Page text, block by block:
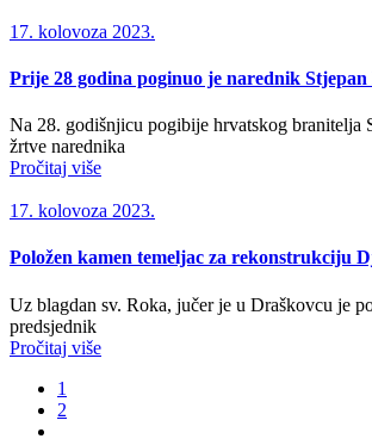
17. kolovoza 2023.
Prije 28 godina poginuo je narednik
Na 28. godišnjicu pogibije hrvatskog branitelja
žrtve narednika
Pročitaj više
17. kolovoza 2023.
Položen kamen temeljac za rekonstrukciju
Uz blagdan sv. Roka, jučer je u Draškovcu je
predsjednik
Pročitaj više
1
2